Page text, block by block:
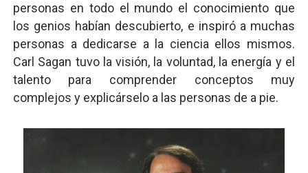
personas en todo el mundo el conocimiento que
los genios habían descubierto, e inspiró a muchas
personas a dedicarse a la ciencia ellos mismos.
Carl Sagan tuvo la visión, la voluntad, la energía y el
talento para comprender conceptos muy
complejos y explicárselo a las personas de a pie.